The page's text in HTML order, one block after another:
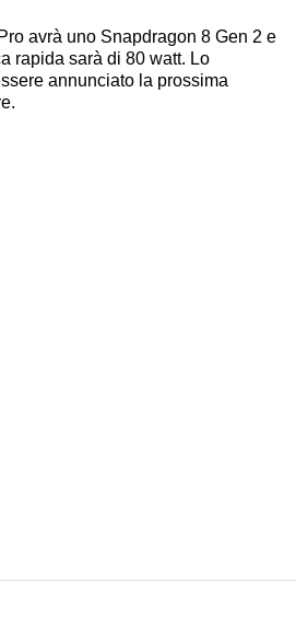
avrà uno Snapdragon 8 Gen 2 e
rapida sarà di 80 watt. Lo
annunciato la prossima